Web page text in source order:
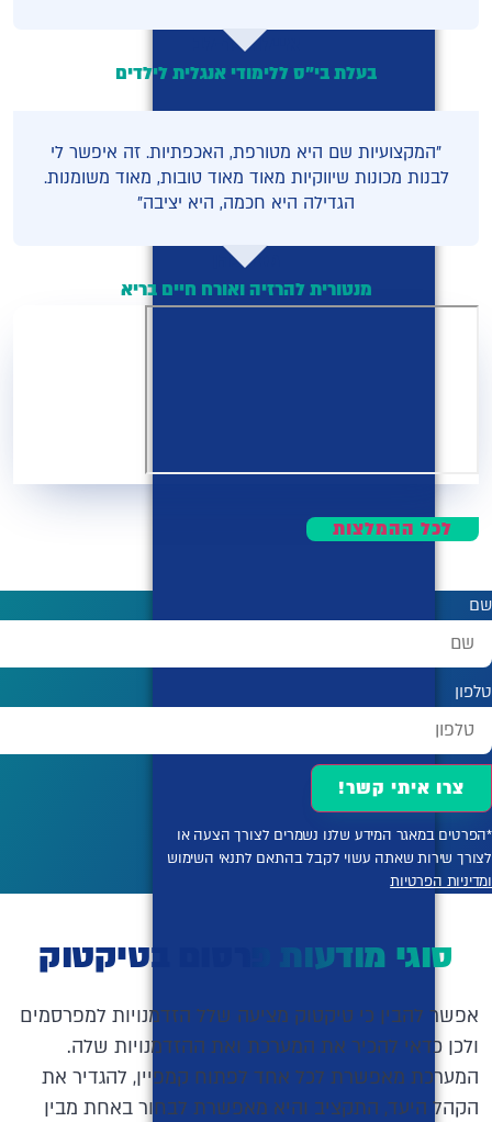
איילה בר-לב
בעלת בי"ס ללימודי אנגלית לילדים
"המקצועיות שם היא מטורפת, האכפתיות. זה איפשר לי
לבנות מכונות שיווקיות מאוד מאוד טובות, מאוד משומנות.
הגדילה היא חכמה, היא יציבה"
מזל כהן
מנטורית להרזיה ואורח חיים בריא
לכל ההמלצות
שם
טלפון
צרו איתי קשר!
*הפרטים במאגר המידע שלנו נשמרים לצורך הצעה או
לצורך שירות שאתה עשוי לקבל בהתאם לתנאי השימוש
ומדיניות הפרטיות
סוגי מודעות פרסום בטיקטוק
אפשר להבין כי טיקטוק מציעה שלל הזדמנויות למפרסמים
ולכן כדאי להכיר את המערכת ואת ההזדמנויות שלה.
המערכת מאפשרת לכל אחד לפתוח קמפיין, להגדיר את
הקהל היעד, התקציב והיא מאפשרת לבחור באחת מבין